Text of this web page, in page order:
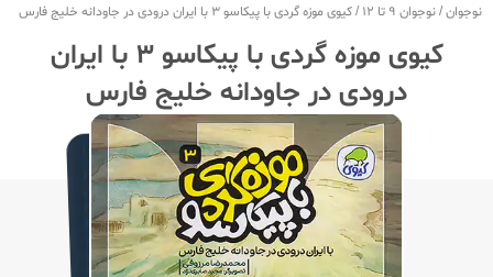
نوجوان/نوجوان 9 تا 12 /کیوی موزه گردی با پیکاسو 3 با ایران درودی در جاودانه خلیج فارس
کیوی موزه گردی با پیکاسو 3 با ایران
درودی در جاودانه خلیج فارس